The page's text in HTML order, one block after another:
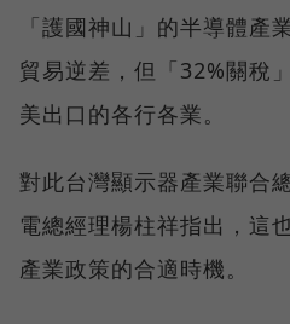
「護國神山」的半導體產
貿易逆差，但「32%關稅
美出口的各行各業。
對此台灣顯示器產業聯合
電總經理楊柱祥指出，這
產業政策的合適時機。